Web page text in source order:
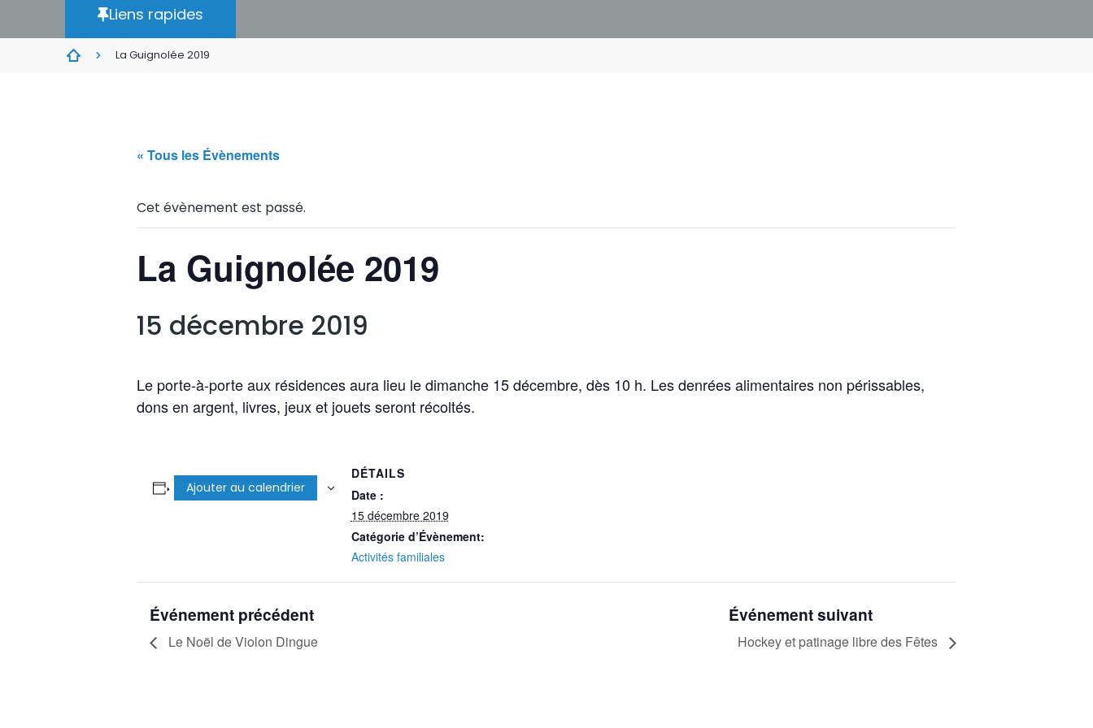
Liens rapides
La Guignolée 2019
« Tous les Évènements
Cet évènement est passé.
La Guignolée 2019
15 décembre 2019
Le porte-à-porte aux résidences aura lieu le dimanche 15 décembre, dès 10 h. Les denrées alimentaires non périssables,
dons en argent, livres, jeux et jouets seront récoltés.
Ajouter au calendrier
DÉTAILS
Date :
15 décembre 2019
Catégorie d’Évènement:
Activités familiales
Événement précédent
Le Noël de Violon Dingue
Événement suivant
Hockey et patinage libre des Fêtes